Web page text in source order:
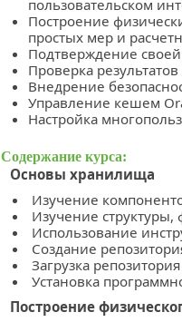
пользовательском
Построение
простых мер и
Подтверждение своей
Проверка
Внедрение
Управление кешем
Настройка
Содержание курса:
Основы хранилища
Изучение
Изучение
Использование
Создание
Загрузка
Установка
Построение